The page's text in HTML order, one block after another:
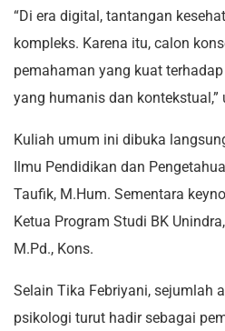
“Di era digital, tantangan
kompleks. Karena itu, calon
pemahaman yang kuat
yang humanis dan kontekstual,”
Kuliah umum ini dibuka
Ilmu Pendidikan dan
Taufik, M.Hum. Sementara
Ketua Program Studi BK
M.Pd., Kons.
Selain Tika Febriyani, sejumlah
psikologi turut hadir sebagai